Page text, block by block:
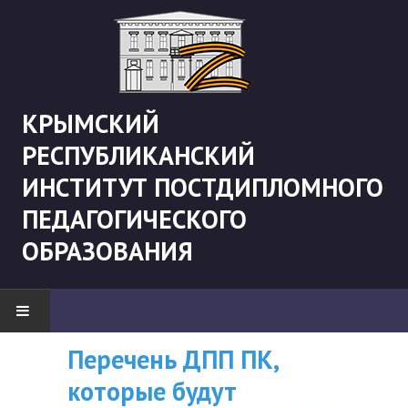
КРЫМСКИЙ
РЕСПУБЛИКАНСКИЙ
ИНСТИТУТ ПОСТДИПЛОМНОГО
ПЕДАГОГИЧЕСКОГО
ОБРАЗОВАНИЯ
НОВОСТИ
"Боевая" русистика
ВНИМАНИЮ
СЛУШАТЕЛЕЙ, У
Перечень ДПП ПК,
которые будут